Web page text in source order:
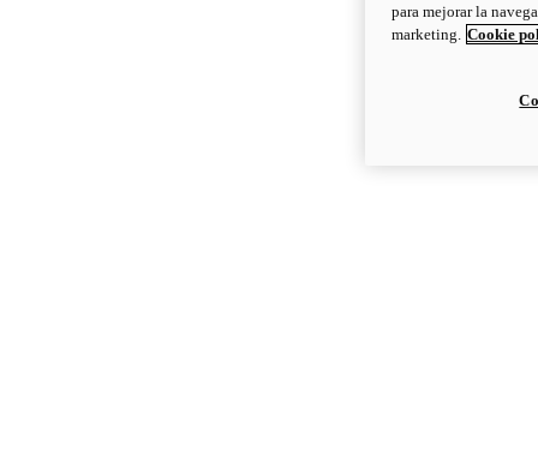
para mejorar la
marketing. Cookie